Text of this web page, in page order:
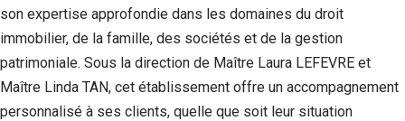
son expertise approfondie dans les domaines du droit
immobilier, de la famille, des sociétés et de la gestion
patrimoniale. Sous la direction de Maître Laura LEFEVRE et
Maître Linda TAN, cet établissement offre un accompagnement
personnalisé à ses clients, quelle que soit leur situation
sont pas
sont
nécessaires au
fonctionnement
du site Web.